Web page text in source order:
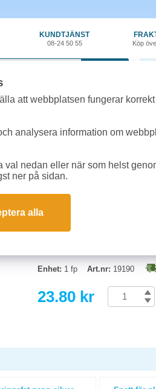
KUNDTJÄNST
08-24 50 55 Köp
8cm 50st/fp
Partypinne
Cocktailflaggor med motiv av
smörgåsen eller drinken med.
Mått:8 cm
Material:
Motiv:Sveriges flagga
Enhet: 1 fp Art.nr: 19190
23.80 kr
att webbplatsen fungerar
analysera information om
val nedan eller när som helst
ner på sidan.
alla